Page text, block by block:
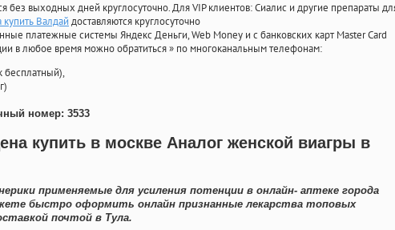
без выходных дней круглосуточно. Для VIP клиентов: Сиалис и другие препараты
купить Валдай доставляются круглосуточно
платежные системы Яндекс Деньги, Web Money и с банковских карт Master Card
в любое время можно обратиться» по многоканальным телефонам:
бесплатный),
номер: 3533
купить в москве Аналог женской виагры в
применяемые для усиления потенции в онлайн- аптеке города
быстро оформить онлайн признанные лекарства топовых
почтой в Тула.